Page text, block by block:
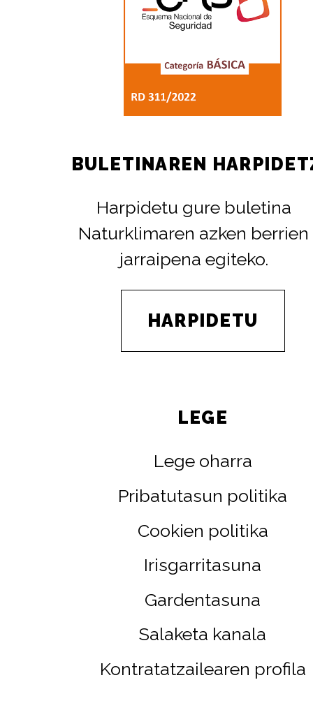
BULETINAREN
Harpidetu gure buletina
Naturklimaren azken berrien
jarraipena egiteko.
HARPIDETU
LEGE
Lege oharra
Pribatutasun politika
Cookien politika
Irisgarritasuna
Gardentasuna
Salaketa kanala
Kontratatzailearen profila